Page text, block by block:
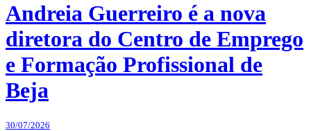
Andreia Guerreiro é a nova
diretora do Centro de Emprego
e Formação Profissional de
Beja
30/07/2026